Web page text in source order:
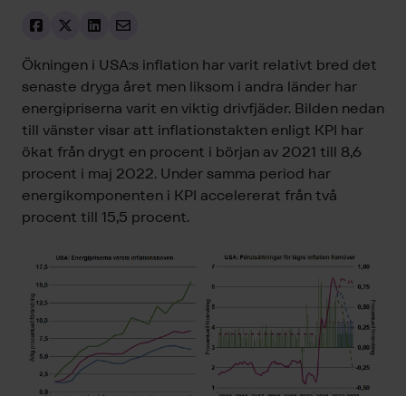
Ökningen i USA:s inflation har varit relativt bred det
senaste dryga året men liksom i andra länder har
energipriserna varit en viktig drivfjäder. Bilden nedan
till vänster visar att inflationstakten enligt KPI har
ökat från drygt en procent i början av 2021 till 8,6
procent i maj 2022. Under samma period har
energikomponenten i KPI accelererat från två
procent till 15,5 procent.